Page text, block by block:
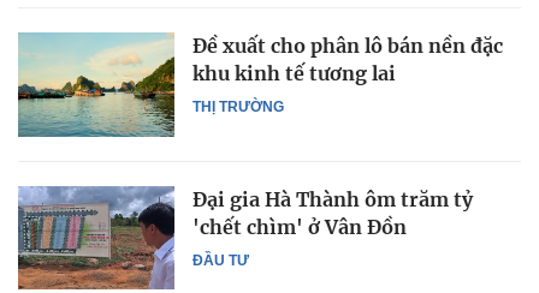
THỊ TRƯỜNG
Đề xuất cho phân lô bán nền đặc
khu kinh tế tương lai
ĐẦU TƯ
Đại gia Hà Thành ôm trăm tỷ
'chết chìm' ở Vân Đồn